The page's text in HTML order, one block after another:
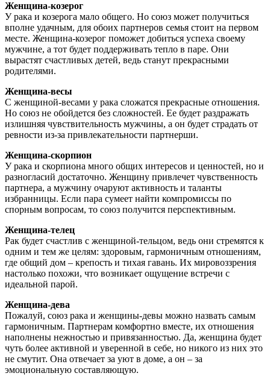
Женщина-козерог
У рака и козерога мало общего. Но союз может получиться
вполне удачным, для обоих партнеров семья стоит на первом
месте. Женщина-козерог поможет добиться успеха своему
мужчине, а тот будет поддерживать тепло в паре. Они
вырастят счастливых детей, ведь станут прекрасными
родителями.
Женщина-весы
С женщиной-весами у рака сложатся прекрасные отношения.
Но союз не обойдется без сложностей. Ее будет раздражать
излишняя чувствительность мужчины, а он будет страдать от
ревности из-за привлекательности партнерши.
Женщина-скорпион
У рака и скорпиона много общих интересов и ценностей, но и
разногласий достаточно. Женщину привлечет чувственность
партнера, а мужчину очаруют активность и таланты
избранницы. Если пара сумеет найти компромиссы по
спорным вопросам, то союз получится перспективным.
Женщина-телец
Рак будет счастлив с женщиной-тельцом, ведь они стремятся к
одним и тем же целям: здоровым, гармоничным отношениям,
где общий дом – крепость и тихая гавань. Их мировоззрения
настолько похожи, что возникает ощущение встречи с
идеальной парой.
Женщина-дева
Пожалуй, союз рака и женщины-девы можно назвать самым
гармоничным. Партнерам комфортно вместе, их отношения
наполнены нежностью и привязанностью. Да, женщина будет
чуть более активной и уверенной в себе, но никого из них это
не смутит. Она отвечает за уют в доме, а он – за
эмоциональную составляющую.